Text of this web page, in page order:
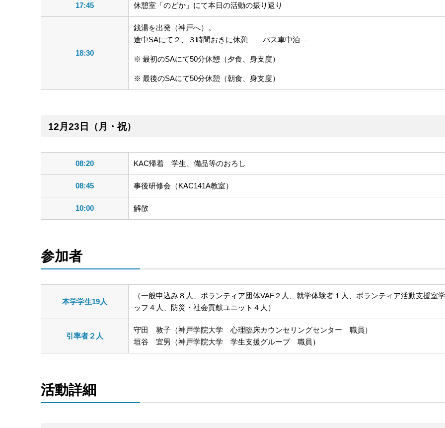
17:45 休憩室「のどか」にて本日の活動の振り返り
18:30
銭湯を出発（神戸へ）。
途中SAにて２、３時間おきに休憩 ―バス車中泊―
最初のSAにて50分休憩（夕食、身支度）
最後のSAにて50分休憩（朝食、身支度）
12月23日（月・祝）
08:20 KAC帰着 学生、備品等のおろし
08:45 事後研修会（KAC141A教室）
10:00 解散
参加者
本学学生19人
（一般申込み８人、ボランティア団体VAF２人、就学体験者１人、ボランティア活動支援室
ッフ４人、防災・社会貢献ユニット４人）
引率者２人
守田 敦子（神戸学院大学 心理臨床カウンセリングセンター 職員）
垣谷 宜男（神戸学院大学 学生支援グループ 職員）
活動詳細